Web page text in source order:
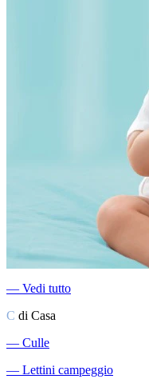
― Vedi tutto
C di Casa
― Culle
― Lettini campeggio